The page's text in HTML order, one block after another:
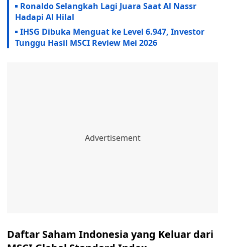
Ronaldo Selangkah Lagi Juara Saat Al Nassr
Hadapi Al Hilal
IHSG Dibuka Menguat ke Level 6.947, Investor
Tunggu Hasil MSCI Review Mei 2026
Daftar Saham Indonesia yang Keluar dari